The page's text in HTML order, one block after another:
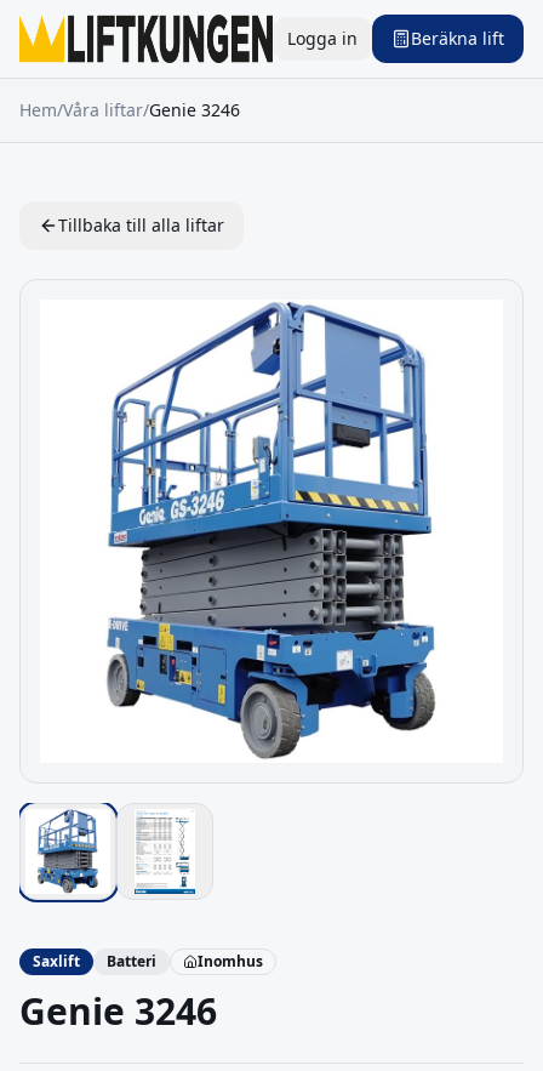
Logga in Beräkna lift
Hem/Våra liftar/Genie 3246
Tillbaka till alla liftar
Saxlift Batteri Inomhus
Genie 3246